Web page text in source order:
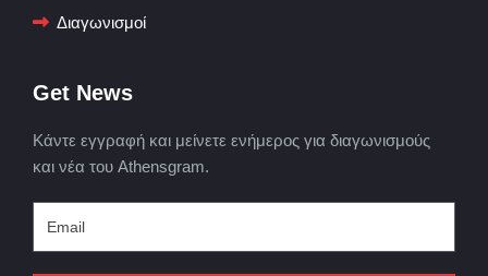
Διαγωνισμοί
Get News
Κάντε εγγραφή και μείνετε ενήμερος για διαγωνισμούς
και νέα του Athensgram.